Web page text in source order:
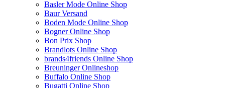
Basler Mode Online Shop
Baur Versand
Boden Mode Online Shop
Bogner Online Shop
Bon Prix Shop
Brandlots Online Shop
brands4friends Online Shop
Breuninger Onlineshop
Buffalo Online Shop
Bugatti Online Shop